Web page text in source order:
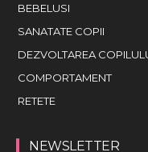
BEBELUSI
SANATATE COPII
DEZVOLTAREA
COMPORTAMENT
RETETE
NEWSLETTER